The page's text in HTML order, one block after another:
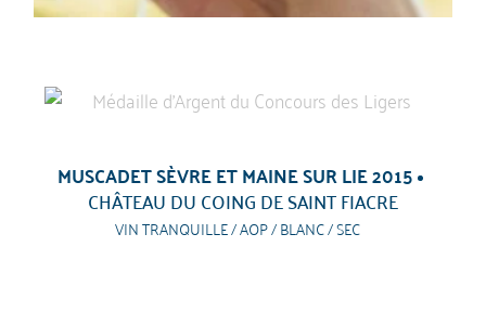
MUSCADET SÈVRE ET MAINE SUR LIE 2015
CHÂTEAU DU COING DE SAINT FIACRE
VIN TRANQUILLE / AOP / BLANC / SEC